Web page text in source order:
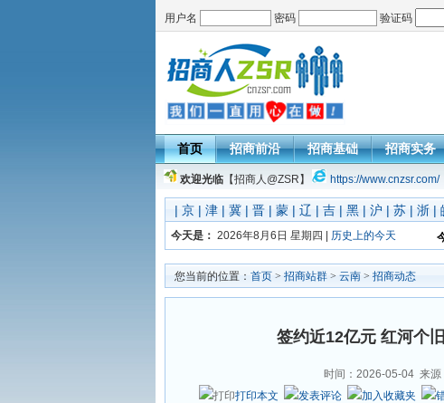
用户名 密码 验证码
首页 招商前沿 招商基础 招商实务
欢迎光临 【招商人@ZSR】 https://www.cnzsr.com/
| 京 | 津 | 冀 | 晋 | 蒙 | 辽 | 吉 | 黑 | 沪 | 苏 | 浙 |
今天是： 2026年8月6日 星期四 | 历史上的今天
您当前的位置： 首页 > 招商站群 > 云南 > 招商动态
签约近12亿元 红河个
时间：2026-05-04 来源
打印本文
发表评论 加入收藏夹